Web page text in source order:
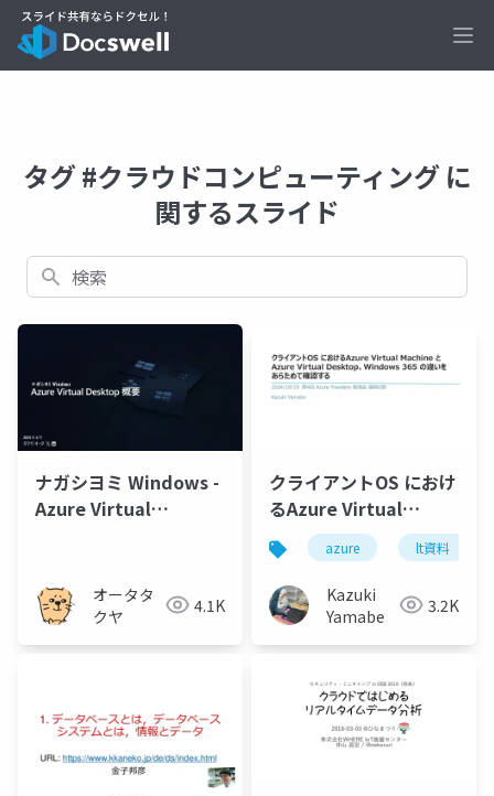
タグ #クラウドコンピューティング に
関するスライド
検索
ナガシヨミ Windows -
Azure Virtual
オータタ
クヤ
4.1K
クライアントOS におけ
るAzure Virtual
Machine とAzure
Virtual Desktop、
Windows 365 の違いを
あらためて確認する
azure lt資料
Kazuki
Yamabe
3.2K